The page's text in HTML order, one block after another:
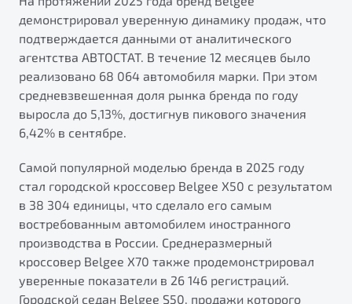
демонстрировал уверенную динамику продаж, что
подтверждается данными от аналитического
агентства АВТОСТАТ. В течение 12 месяцев было
реализовано 68 064 автомобиля марки. При этом
средневзвешенная доля рынка бренда по году
выросла до 5,13%, достигнув пикового значения
6,42% в сентябре.
Самой популярной моделью бренда в 2025 году
стал городской кроссовер Belgee X50 с результатом
в 38 304 единицы, что сделало его самым
востребованным автомобилем иностранного
производства в России. Среднеразмерный
кроссовер Belgee Х70 также продемонстрировал
уверенные показатели в 26 146 регистраций.
Городской седан Belgee S50, продажи которого